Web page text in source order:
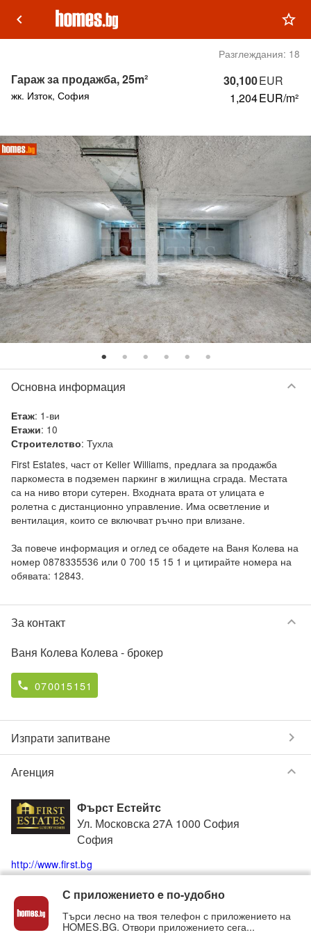
keyboard_arrow_left star_outline
Разглеждания: 18
30,100EUR
1,204EUR/m²
Гараж за продажба, 25m²
жк. Изток, София
Основна информация keyboard_arrow_down
Етаж: 1-ви
Етажи: 10
Строителство: Тухла
First Estates, част от Keller Williams, предлага за продажба
паркоместа в подземен паркинг в жилищна сграда. Местата
са на ниво втори сутерен. Входната врата от улицата е
ролетна с дистанционно управление. Има осветление и
вентилация, които се включват ръчно при влизане.
За повече информация и оглед се обадете на Ваня Колева на
номер 0878335536 или 0 700 15 15 1 и цитирайте номера на
обявата: 12843.
За контакт keyboard_arrow_down
Ваня Колева Колева- брокер
phone 070015151
Изпрати запитване chevron_right
Агенция keyboard_arrow_down
Фърст Естейтс
Ул. Московска 27А 1000 София
София
http://www.first.bg
phone 070015151
Вижте всички обяви отФърст Естейтсв homes.bg
С приложението e по-удобно
Търси лесно на твоя телефон с приложението на
HOMES.BG. Отвори приложението сега...